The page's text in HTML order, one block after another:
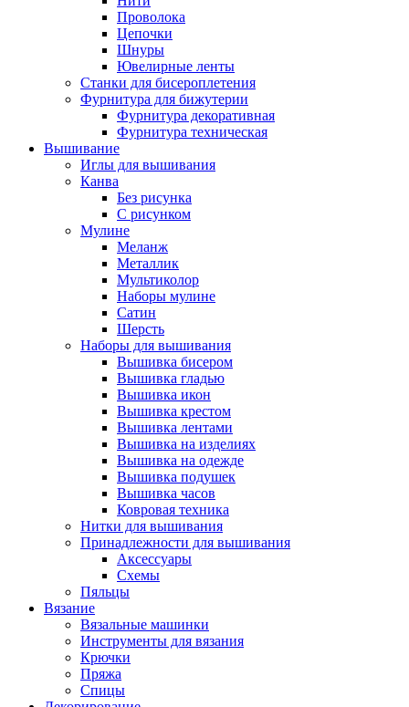
Проволока
Цепочки
Шнуры
Ювелирные ленты
Станки для бисероплетения
Фурнитура для бижутерии
Фурнитура декоративная
Фурнитура техническая
Вышивание
Иглы для вышивания
Канва
Без рисунка
С рисунком
Мулине
Меланж
Металлик
Мультиколор
Наборы мулине
Сатин
Шерсть
Наборы для вышивания
Вышивка бисером
Вышивка гладью
Вышивка икон
Вышивка крестом
Вышивка лентами
Вышивка на изделиях
Вышивка на одежде
Вышивка подушек
Вышивка часов
Ковровая техника
Нитки для вышивания
Принадлежности для вышивания
Аксессуары
Схемы
Пяльцы
Вязание
Вязальные машинки
Инструменты для вязания
Крючки
Пряжа
Спицы